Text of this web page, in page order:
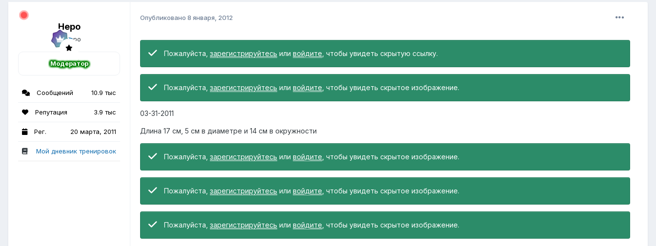
Неро
Модератор
Сообщений 10.9 тыс
Репутация 3.9 тыс
Рег. 20 марта, 2011
Мой дневник тренировок
Опубликовано 8 января, 2012
Пожалуйста, зарегистрируйтесь или войдите , чтобы увидеть скрытую ссылку.
Пожалуйста, зарегистрируйтесь или войдите , чтобы увидеть скрытое изображение.
03-31-2011
Длина 17 см, 5 см в диаметре и 14 см в окружности
Пожалуйста, зарегистрируйтесь или войдите , чтобы увидеть скрытое изображение.
Пожалуйста, зарегистрируйтесь или войдите , чтобы увидеть скрытое изображение.
Пожалуйста, зарегистрируйтесь или войдите , чтобы увидеть скрытое изображение.